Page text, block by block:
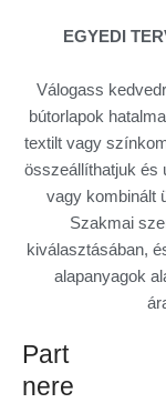
EGYEDI
Válogass
bútorlapok
textilt vagy
összeállíthatjuk és
vagy kombinált
Szakmai
kiválasztásában,
alapanyagok
Part
nere